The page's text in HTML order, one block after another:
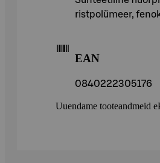
ristpolümeer,
EAN
0840222305176
Uuendame tooteandmeid